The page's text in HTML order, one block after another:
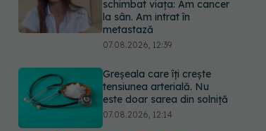
schimbat viața: Am cancer
la sân. Am intrat în
metastază
07.08.2026, 12:39
Greșeala care îți crește
tensiunea arterială. Nu
este doar sarea din solniță
07.08.2026, 12:14